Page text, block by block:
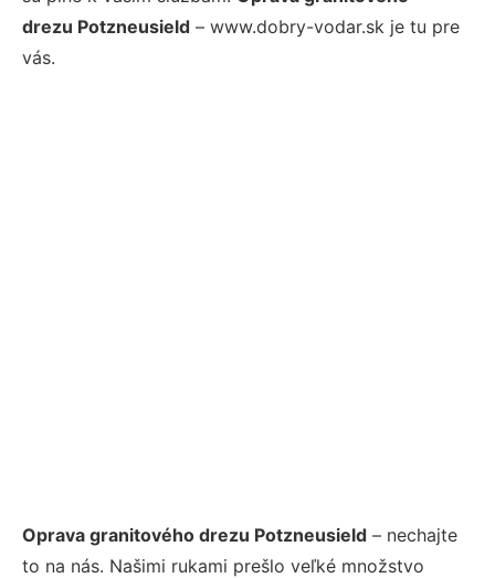
drezu Potzneusield – www.dobry-vodar.sk je tu pre
vás.
Oprava granitového drezu Potzneusield – nechajte
to na nás. Našimi rukami prešlo veľké množstvo